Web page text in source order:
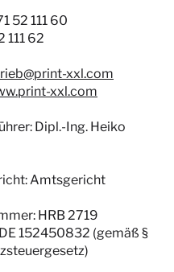
52 111 60
111 62
xxl.com
xxl.com
Dipl.-Ing. Heiko
Amtsgericht
HRB 2719
152450832 (gemäß §